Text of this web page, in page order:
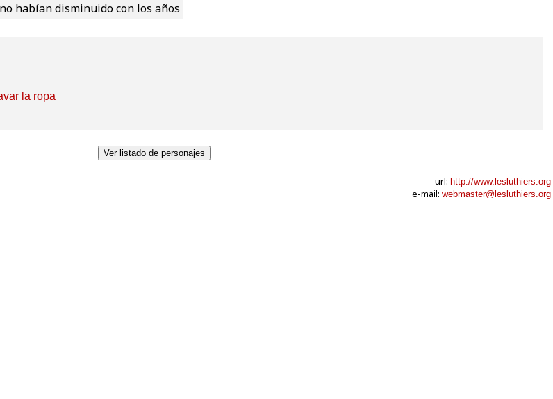
habían disminuido con los años
la ropa
Ver listado de personajes
url: http://www.lesluthiers.org
e-mail: webmaster@lesluthiers.org